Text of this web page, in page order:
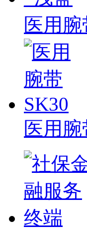
医用
医用腕